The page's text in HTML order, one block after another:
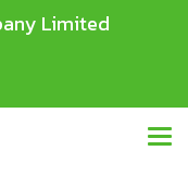
Limited